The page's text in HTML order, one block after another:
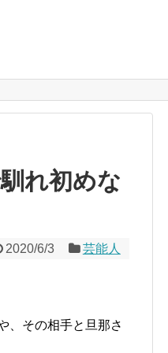
れ初めな
2020/6/3 芸能人
、その相手と旦那さ